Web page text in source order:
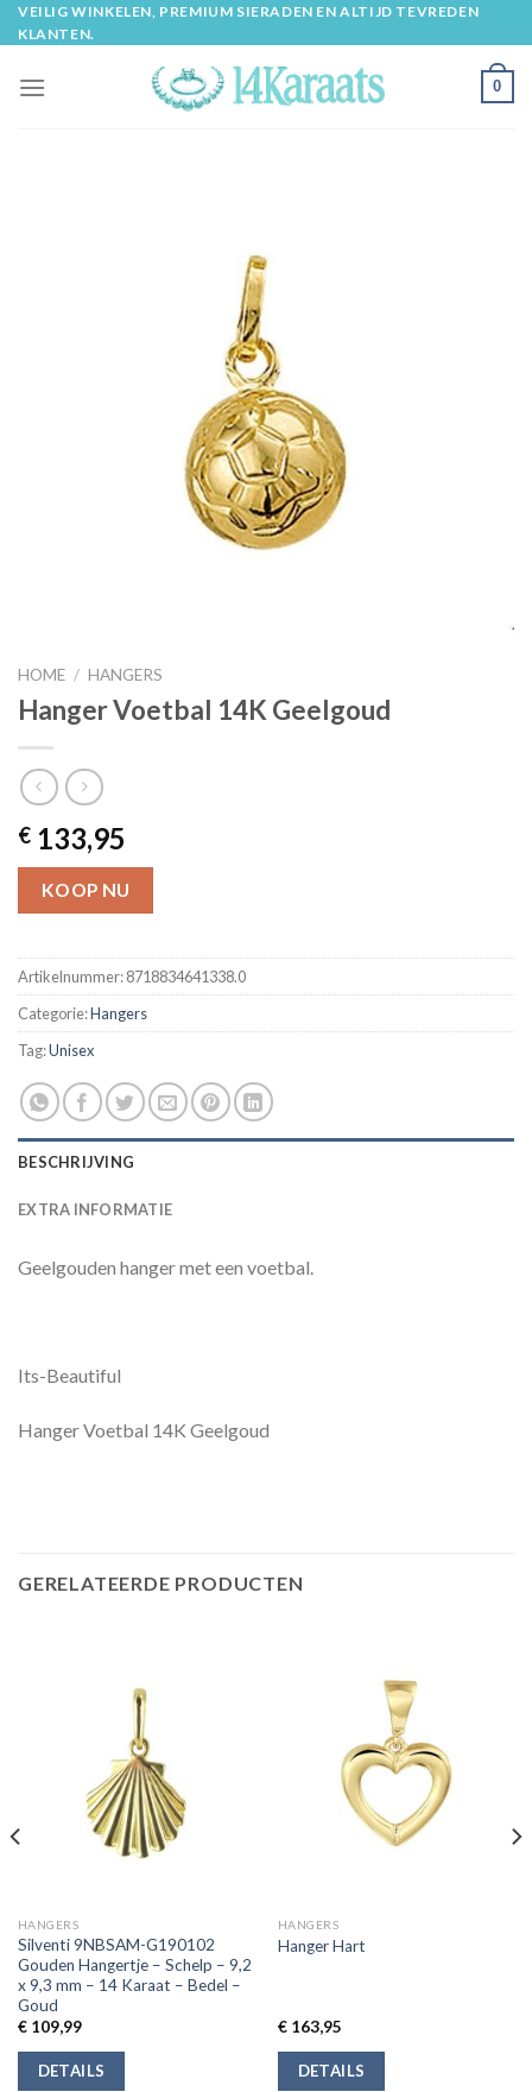
Skip
to
VEILIG WINKELEN, PREMIUM SIERADEN EN ALTIJD TEVREDEN
KLANTEN.
0
HOME / HANGERS
Hanger Voetbal 14K Geelgoud
€ 133,95
KOOP NU
Artikelnummer:8718834641338.0
Categorie:Hangers
Tag:Unisex
BESCHRIJVING
EXTRA INFORMATIE
Geelgouden hanger met een voetbal.
Its-Beautiful
Hanger Voetbal 14K Geelgoud
GERELATEERDE PRODUCTEN
HANGERS
Silventi 9NBSAM-G190102
Gouden Hangertje – Schelp – 9,2
x 9,3 mm – 14 Karaat – Bedel –
Goud
€109,99
DETAILS
HANGERS
Hanger Hart
€163,95
DETAILS